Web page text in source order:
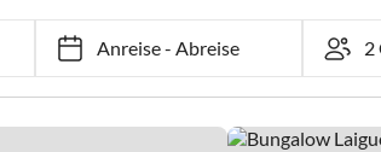
Anreise-Abreise